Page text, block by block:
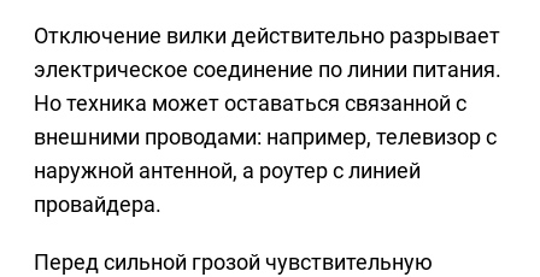
Отключение вилки действительно разрывает
электрическое соединение по линии питания.
Но техника может оставаться связанной с
внешними проводами: например, телевизор с
наружной антенной, а роутер с линией
провайдера.
Перед сильной грозой чувствительную